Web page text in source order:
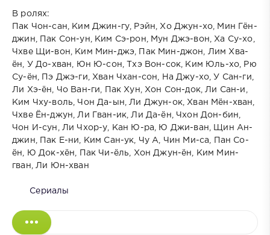
В ролях:
Пак Чон-сан, Ким Джин-гу, Рэйн, Хо Джун-хо, Мин Гён-
джин, Пак Сон-ун, Ким Сэ-рон, Мун Джэ-вон, Ха Су-хо,
Чхве Щи-вон, Ким Мин-джэ, Пак Мин-джон, Лим Хва-
ён, У До-хван, Юн Ю-сон, Тхэ Вон-сок, Ким Юль-хо, Рю
Су-ён, Пэ Джэ-ги, Хван Чхан-сон, На Джу-хо, У Сан-ги,
Ли Хэ-ён, Чо Ван-ги, Пак Хун, Хон Сон-док, Ли Сан-и,
Ким Чху-воль, Чон Да-ын, Ли Джун-ок, Хван Мён-хван,
Чхве Ён-джун, Ли Гван-ик, Ли Да-ён, Чхон Дон-бин,
Чон И-сун, Ли Чхор-у, Кан Ю-ра, Ю Джи-ван, Щин Ан-
джин, Пак Е-ни, Ким Сан-ук, Чу А, Чин Ми-са, Пан Со-
ён, Ю Док-хён, Пак Чи-ёль, Хон Джун-ён, Ким Мин-
гван, Ли Юн-хван
Сериалы